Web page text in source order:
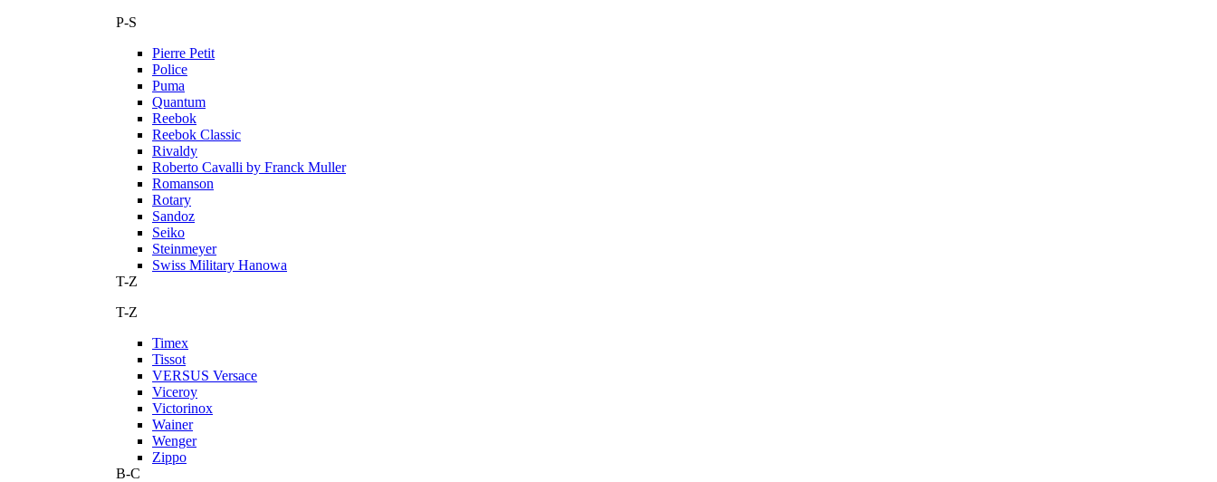
P-S
Pierre Petit
Police
Puma
Quantum
Reebok
Reebok Classic
Rivaldy
Roberto Cavalli by Franck Muller
Romanson
Rotary
Sandoz
Seiko
Steinmeyer
Swiss Military Hanowa
T-Z
T-Z
Timex
Tissot
VERSUS Versace
Viceroy
Victorinox
Wainer
Wenger
Zippo
В-С